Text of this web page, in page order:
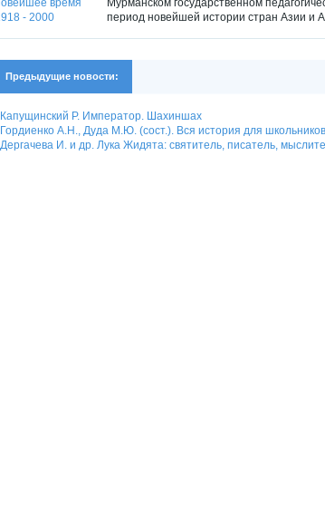
период новейшей истории стран Азии и
Предыдущие новости:
Капущинский Р. Император. Шахиншах
Гордиенко А.Н., Дуда М.Ю. (сост.). Вся история для школьников
Дергачева И. и др. Лука Жидята: святитель, писатель,